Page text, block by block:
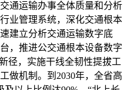
通运输办事全体质量和分析
业管理系统，深化交通根本
建立分析交通运输数字底
，推进公交通根本设备数字
径，实施干线全韧性提拔工
做机制。到2030年，全省高